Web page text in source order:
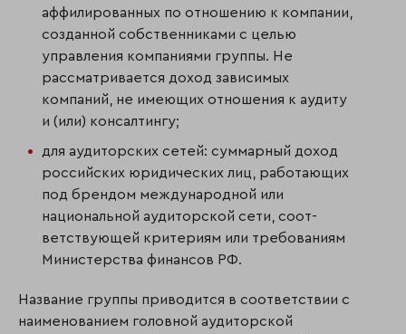
аффилированных по отношению к компании,
созданной собственниками с целью
управления компаниями группы. Не
рассматривается доход зависимых
компаний, не имеющих отношения к аудиту
и (или) консалтингу;
для аудиторских сетей: суммарный доход
российских юридических лиц, работающих
под брендом международной или
национальной аудиторской сети, соот­
ветствующей критериям или требованиям
Министерства финансов РФ.
Название группы приводится в соответствии с
наименованием головной аудиторской